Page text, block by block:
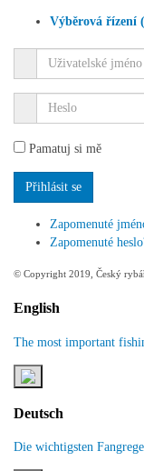
Výběrová řízení
Pamatuj si mě
Zapomenuté
Zapomenuté
© Copyright 2019, Český
English
The most important
Deutsch
Die wichtigsten